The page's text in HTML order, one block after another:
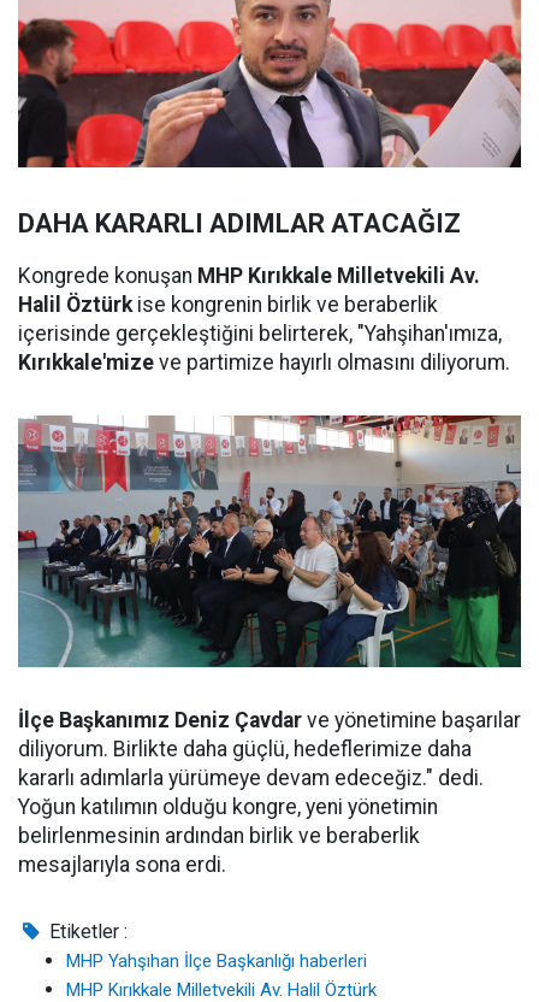
DAHA KARARLI ADIMLAR ATACAĞIZ
Kongrede konuşan MHP Kırıkkale Milletvekili Av.
Halil Öztürk ise kongrenin birlik ve beraberlik
içerisinde gerçekleştiğini belirterek, "Yahşihan'ımıza,
Kırıkkale'mize ve partimize hayırlı olmasını diliyorum.
İlçe Başkanımız Deniz Çavdar ve yönetimine başarılar
diliyorum. Birlikte daha güçlü, hedeflerimize daha
kararlı adımlarla yürümeye devam edeceğiz." dedi.
Yoğun katılımın olduğu kongre, yeni yönetimin
belirlenmesinin ardından birlik ve beraberlik
mesajlarıyla sona erdi.
Etiketler :
MHP Yahşıhan İlçe Başkanlığı haberleri
MHP Kırıkkale Milletvekili Av. Halil Öztürk